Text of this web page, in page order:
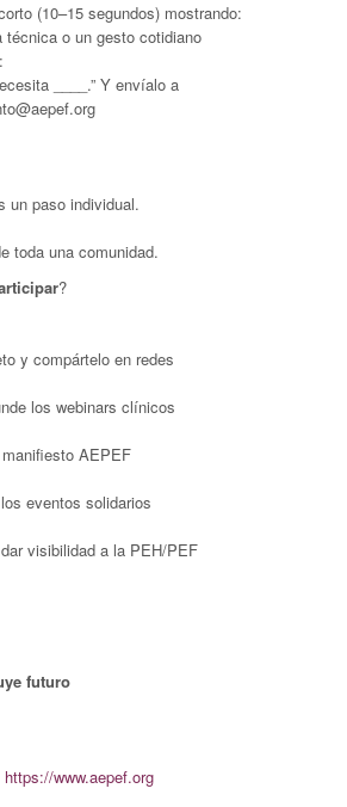
(10–15 segundos) mostrando:
técnica o un gesto cotidiano
____.” Y envíalo a
un paso individual.
toda una comunidad.
?
y compártelo en redes
los webinars clínicos
AEPEF
eventos solidarios
visibilidad a la PEH/PEF
futuro
https://www.aepef.org